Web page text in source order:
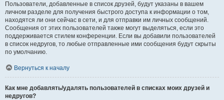
Пользователи, добавленные в список друзей, будут указаны в вашем
личном разделе для получения быстрого доступа к информации о том,
находятся ли они сейчас в сети, и для отправки им личных сообщений.
Сообщения от этих пользователей также могут выделяться, если это
поддерживается стилем конференции. Если вы добавили пользователей
в список недругов, то любые отправленные ими сообщения будут скрыты
по умолчанию.
Вернуться к началу
Как мне добавлять/удалять пользователей в списках моих друзей и
недругов?